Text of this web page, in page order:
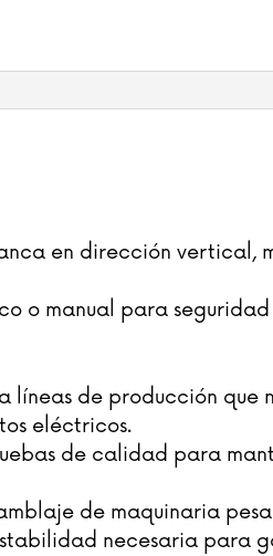
en dirección vertical,
o manual para
líneas de producción
eléctricos.
de calidad para
de maquinaria
necesaria para